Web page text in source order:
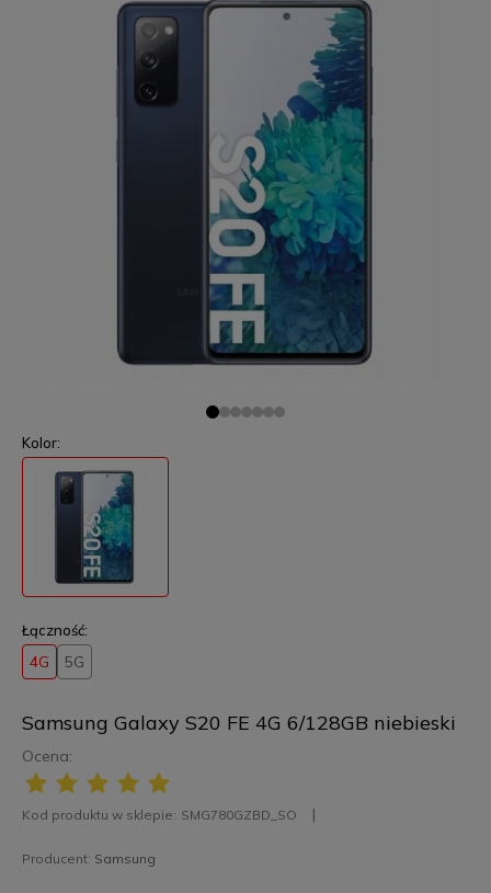
Samsung Galaxy S20 FE 4G 6/128GB niebieski
Ocena:
Kod produktu w sklepie: SMG780GZBD_SO
Producent: Samsung
Kolor:
Łączność:
4G 5G